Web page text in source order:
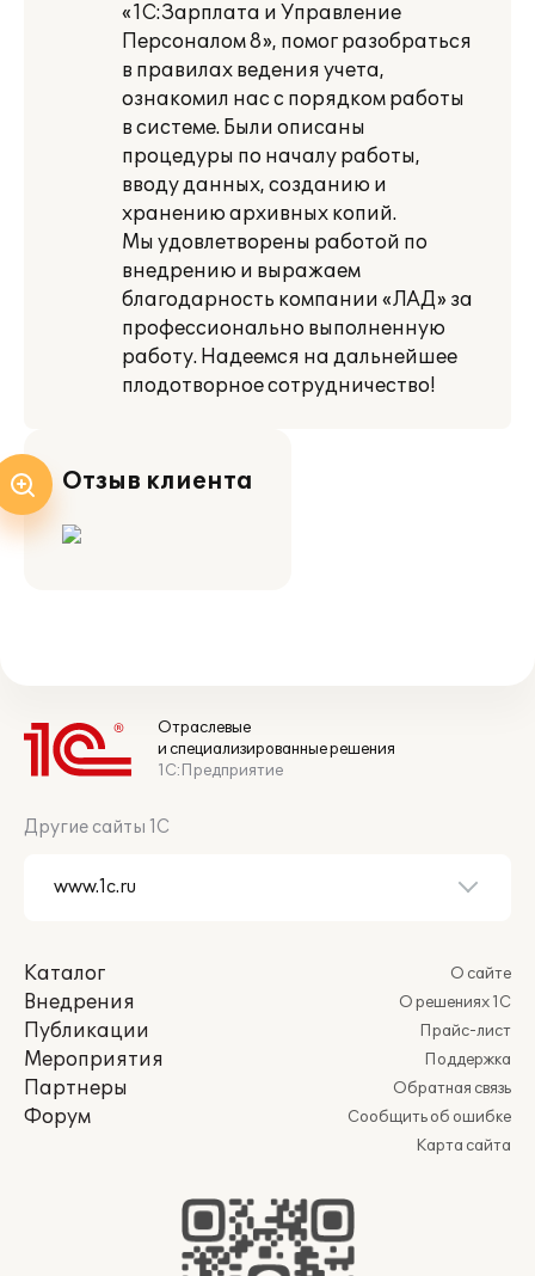
«1С:Зарплата и Управление
Персоналом 8», помог разобраться
в правилах ведения учета,
ознакомил нас с порядком работы
в системе. Были описаны
процедуры по началу работы,
вводу данных, созданию и
хранению архивных копий.
Мы удовлетворены работой по
внедрению и выражаем
благодарность компании «ЛАД» за
профессионально выполненную
работу. Надеемся на дальнейшее
плодотворное сотрудничество!
Отзыв клиента
Отраслевые
и специализированные решения
1С:Предприятие
Другие сайты 1С
Каталог
Внедрения
Публикации
Мероприятия
Партнеры
Форум
О сайте
О решениях 1С
Прайс-лист
Поддержка
Обратная связь
Сообщить об ошибке
Карта сайта